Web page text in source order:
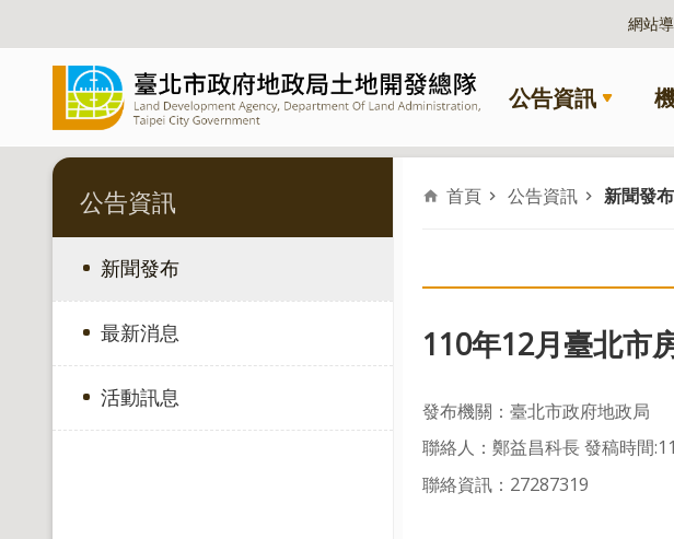
網站
公告資訊
公告資訊
新聞發布
最新消息
活動訊息
首頁 公告資訊 新聞發布
​110年12月臺北市
發布機關：臺北市政府地政局
聯絡人：鄭益昌科長 發稿時間
聯絡資訊：27287319